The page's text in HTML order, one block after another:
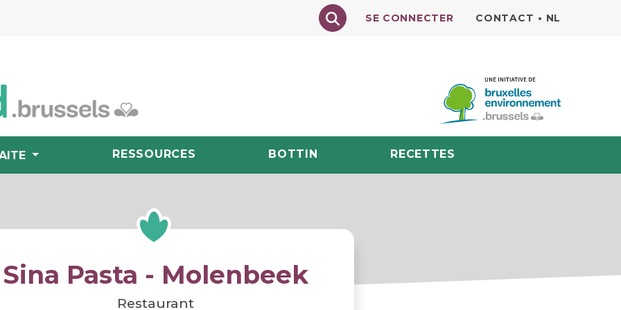
Texte à rechercher
SE CONNECTER CONTACT • NL
RESSOURCES BOTTIN RECETTES
Sina Pasta - Molenbeek
Restaurant